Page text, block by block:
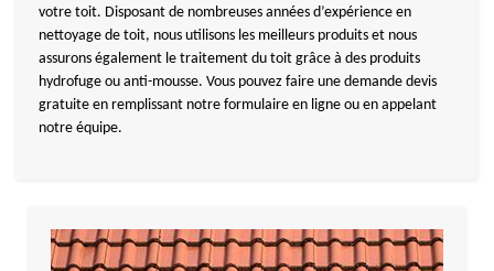
votre toit. Disposant de nombreuses années d’expérience en
nettoyage de toit, nous utilisons les meilleurs produits et nous
assurons également le traitement du toit grâce à des produits
hydrofuge ou anti-mousse. Vous pouvez faire une demande devis
gratuite en remplissant notre formulaire en ligne ou en appelant
notre équipe.